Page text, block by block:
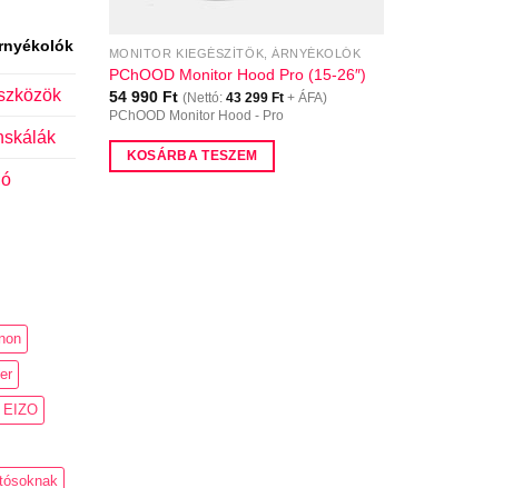
EIZO
MONITOR KIEGÉSZÍTŐK, ÁRNYÉKOLÓK
PChOOD Monitor Hood Pro (15-26″)
54 990 Ft (Nettó: 43 299 Ft+ ÁFA)
PChOOD Monitor Hood - Pro
KOSÁRBA TESZEM